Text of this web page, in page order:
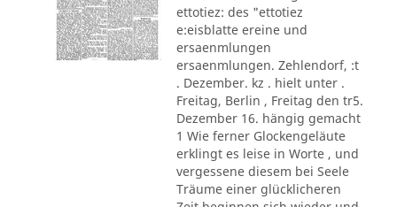
ettotiez: des "ettotiez
e:eisblatte ereine und
ersaenmlungen
ersaenmlungen. Zehlendorf, :t
. Dezember. kz . hielt unter .
Freitag, Berlin , Freitag den tr5.
Dezember 16. hängig gemacht
1 Wie ferner Glockengeläute
erklingt es leise in Worte , und
vergessene diesem bei Seele
Träume einer glücklicheren